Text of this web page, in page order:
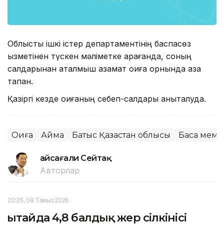
Облыстық ішкі істер департаментінің баспасөз
қызметінен түскен мәліметке қарағанда, соның
салдарынан аталмыш азамат оқиға орнында қаза
тапқан.
Қазіргі кезде оқиғаның себеп-салдары анықталуда.
Оқиға Аймақ Батыс Қазақстан облысы Басқа
Ғайсағали Сейтақ
Авторлар
20:26, 08 Тамыз 2026
Қытайда 4,8 балдық жер сілкінісі